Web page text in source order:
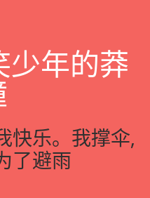
少年的莽
快乐。我撑伞,
了避雨